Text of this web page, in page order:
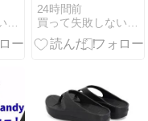
買って失敗しない家電サイト
ーダケトルの
デメリットと
回避法
24時間前
買って失敗しない家電サイト